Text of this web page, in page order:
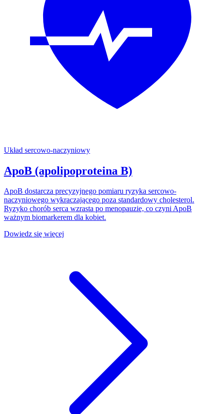
Układ sercowo-naczyniowy
ApoB (apolipoproteina B)
ApoB dostarcza precyzyjnego pomiaru ryzyka sercowo-
naczyniowego wykraczającego poza standardowy cholesterol.
Ryzyko chorób serca wzrasta po menopauzie, co czyni ApoB
ważnym biomarkerem dla kobiet.
Dowiedz się więcej